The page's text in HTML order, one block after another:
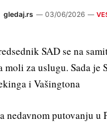
gledaj.rs 03/06/2026
SAD se na
moli za uslugu. Sada
i Vašingtona
nedavnom putovanju u